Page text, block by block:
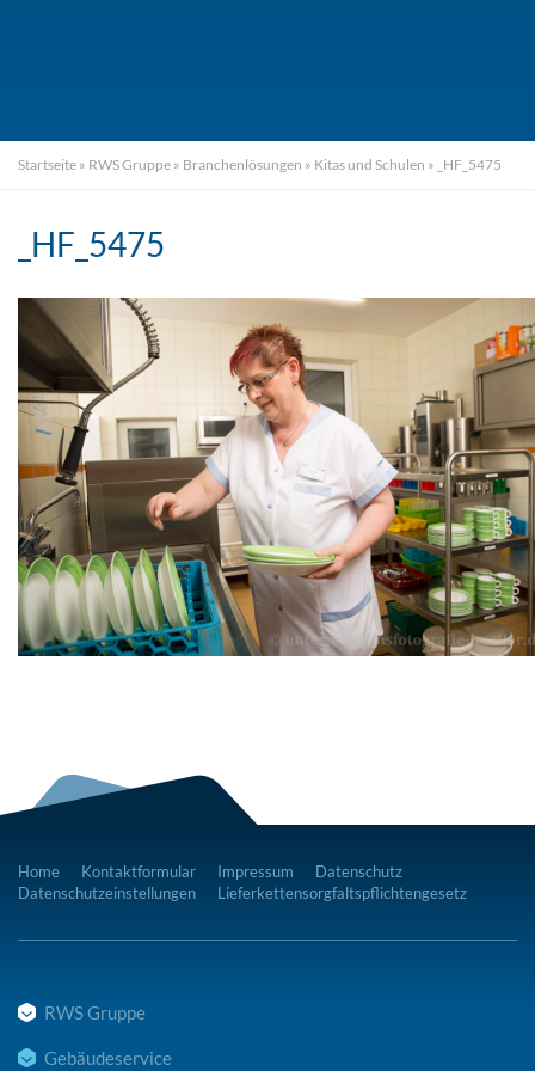
Startseite » RWS Gruppe » Branchenlösungen » Kitas und Schulen » _HF_5475
_HF_5475
Home Kontaktformular Impressum
Datenschutz
Datenschutzeinstellungen
Lieferkettensorgfaltspflichtengesetz
RWS Gruppe
Gebäudeservice